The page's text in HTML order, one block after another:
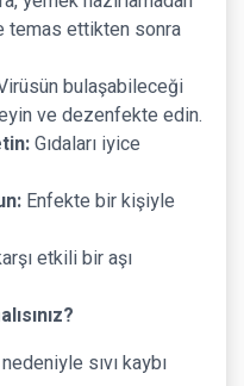
temas ettikten sonra
bulaşabileceği
ve dezenfekte edin.
Gıdaları iyice
Enfekte bir kişiyle
etkili bir aşı
sıvı kaybı